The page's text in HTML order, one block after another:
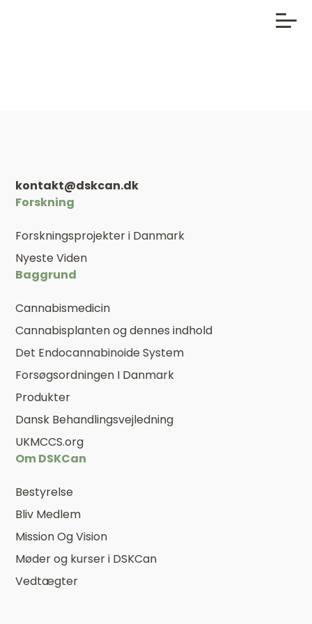
kontakt@dskcan.dk
Forskning
Forskningsprojekter i Danmark
Nyeste Viden
Baggrund
Cannabismedicin
Cannabisplanten og dennes indhold
Det Endocannabinoide System
Forsøgsordningen I Danmark
Produkter
Dansk Behandlingsvejledning
UKMCCS.org
Om DSKCan
Bestyrelse
Bliv Medlem
Mission Og Vision
Møder og kurser i DSKCan
Vedtægter